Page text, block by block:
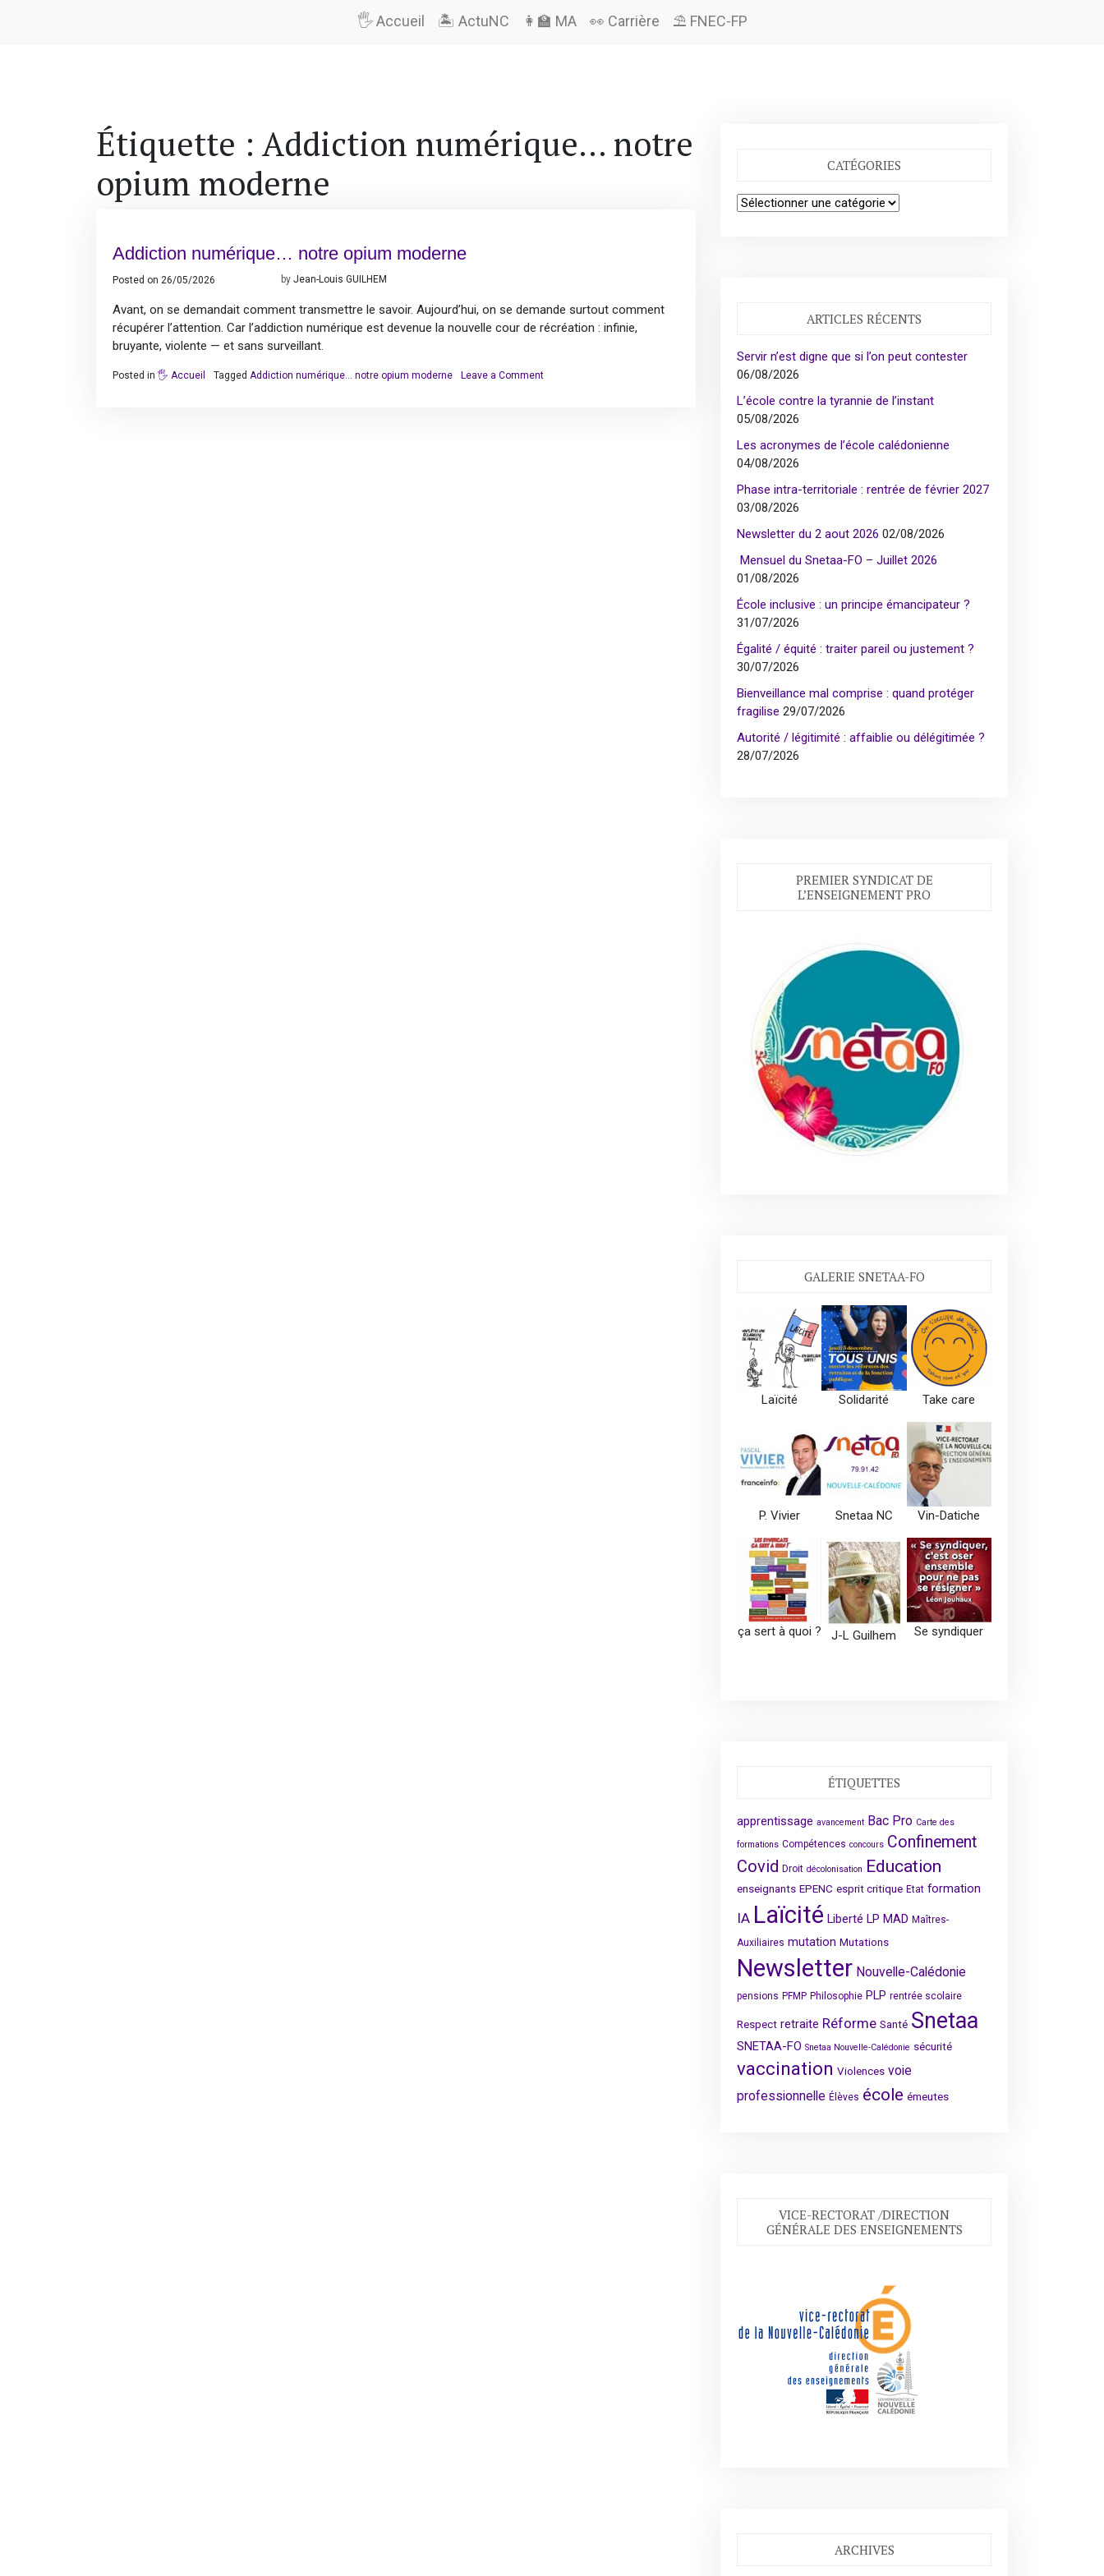
🖐️ Accueil 🏝️ ActuNC 👩‍🏫 MA 👀 Carrière ⛱️ FNEC-FP
Étiquette : Addiction numérique… notre
opium moderne
Addiction numérique… notre opium moderne
Posted on 26/05/2026 by Jean-Louis GUILHEM
Avant, on se demandait comment transmettre le savoir. Aujourd’hui, on se demande surtout comment
récupérer l’attention. Car l’addiction numérique est devenue la nouvelle cour de récréation : infinie,
bruyante, violente — et sans surveillant.
Posted in 🖐️ Accueil Tagged Addiction numérique... notre opium moderne Leave a Commenton
CATÉGORIES
Catégories
ARTICLES RÉCENTS
Servir n’est digne que si l’on peut contester
06/08/2026
L’école contre la tyrannie de l’instant
05/08/2026
Les acronymes de l’école calédonienne
04/08/2026
Phase intra-territoriale : rentrée de février 2027
03/08/2026
Newsletter du 2 aout 2026 02/08/2026
Mensuel du Snetaa-FO – Juillet 2026
01/08/2026
École inclusive : un principe émancipateur ?
31/07/2026
Égalité / équité : traiter pareil ou justement ?
30/07/2026
Bienveillance mal comprise : quand protéger
fragilise 29/07/2026
Autorité / légitimité : affaiblie ou délégitimée ?
28/07/2026
PREMIER SYNDICAT DE
L’ENSEIGNEMENT PRO
GALERIE SNETAA-FO
Laïcité Solidarité Take care
P. Vivier Snetaa NC Vin-Datiche
ça sert à quoi ? J-L Guilhem Se syndiquer
ÉTIQUETTES
apprentissage avancement Bac Pro Carte des
formations Compétences concours Confinement
Covid Droit décolonisation Education
enseignants EPENC esprit critique Etat formation
IA Laïcité Liberté LP MAD Maîtres-
Auxiliaires mutation Mutations
Newsletter Nouvelle-Calédonie
pensions PFMP Philosophie PLP rentrée scolaire
Respect retraite Réforme Santé Snetaa
SNETAA-FO Snetaa Nouvelle-Calédonie sécurité
vaccination Violences voie
professionnelle Élèves école émeutes
VICE-RECTORAT /DIRECTION
GÉNÉRALE DES ENSEIGNEMENTS
ARCHIVES